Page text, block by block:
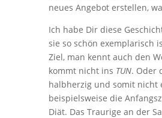
neues Angebot erstellen,
Ich habe Dir diese
sie so schön exemplarisch
Ziel, man kennt auch den
kommt nicht ins TUN. Oder
halbherzig und somit nicht
beispielsweise die
Diät. Das Traurige an der